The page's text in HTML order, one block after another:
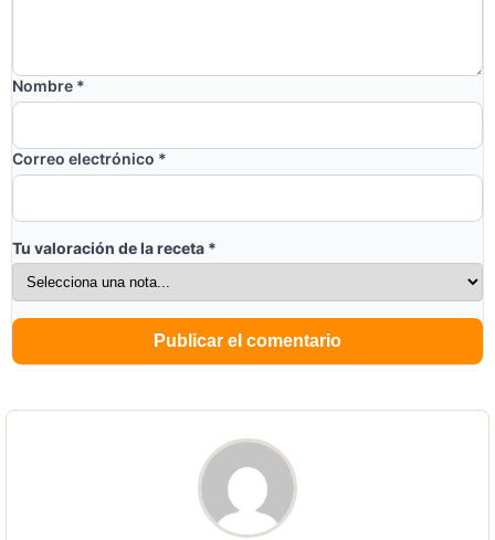
Nombre *
Correo electrónico *
Tu valoración de la receta *